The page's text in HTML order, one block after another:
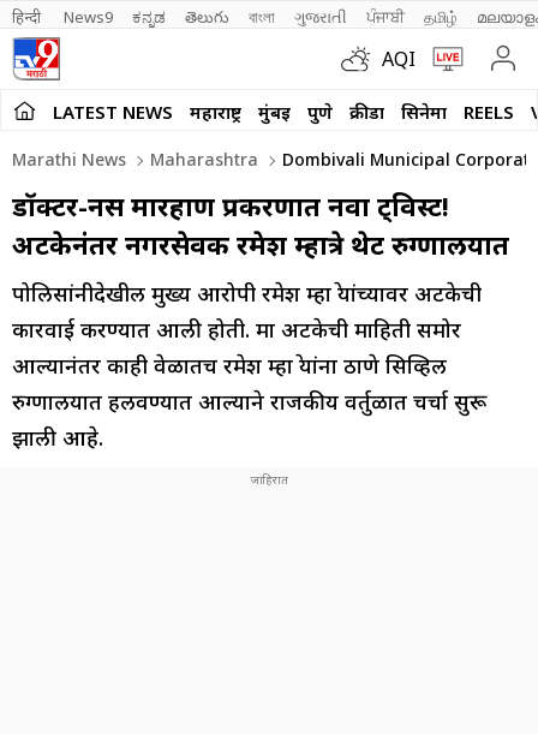
हिन्दी News9 ಕನ್ನಡ తెలుగు বাংলা ગુજરાતી ਪੰਜਾਬੀ தமிழ்
AQI
LATEST NEWS महाराष्ट्र मुंबई पुणे क्रीडा सिनेमा REELS
Marathi News Maharashtra Dombivali Municipal
डॉक्टर-नर्स मारहाण प्रकरणात नवा ट्विस्ट!
अटकेनंतर नगरसेवक रमेश म्हात्रे थेट रुग्णालयात
पोलिसांनीदेखील मुख्य आरोपी रमेश म्हात्रे यांच्यावर अटकेची
कारवाई करण्यात आली होती. मात्र अटकेची माहिती समोर
आल्यानंतर काही वेळातच रमेश म्हात्रे यांना ठाणे सिव्हिल
रुग्णालयात हलवण्यात आल्याने राजकीय वर्तुळात चर्चा सुरू
झाली आहे.